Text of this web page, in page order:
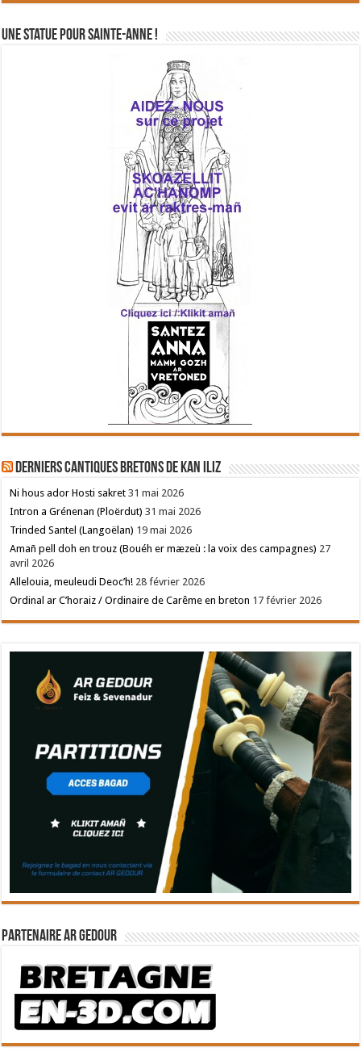
Une statue pour Sainte-Anne !
Derniers cantiques bretons de Kan Iliz
Ni hous ador Hosti sakret 31 mai 2026
Intron a Grénenan (Ploërdut) 31 mai 2026
Trinded Santel (Langoëlan) 19 mai 2026
Amañ pell doh en trouz (Bouéh er mæzeù : la voix des campagnes) 27
avril 2026
Allelouia, meuleudi Deoc’h! 28 février 2026
Ordinal ar C’horaiz / Ordinaire de Carême en breton 17 février 2026
Partenaire Ar Gedour